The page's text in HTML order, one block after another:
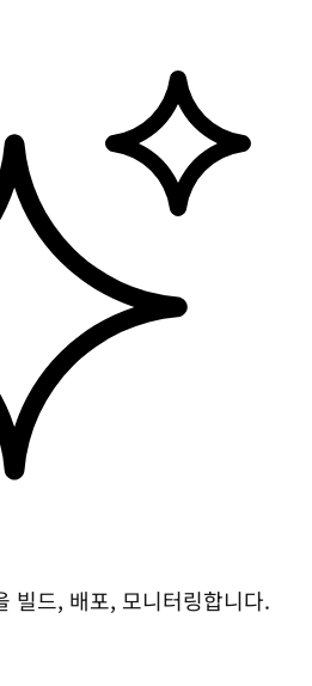
빌드, 배포, 모니터링합니다.